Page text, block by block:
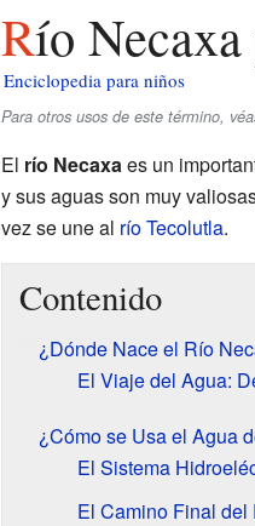
Río
Enciclopedia para niños
Para otros usos de este término,
El río Necaxaes un
y sus aguas son muy
vez se une al río Tecolutla.
Contenido
¿Dónde Nace el Río
El Viaje del Agua:
¿Cómo se Usa el Agua
El Sistema
El Camino Final del